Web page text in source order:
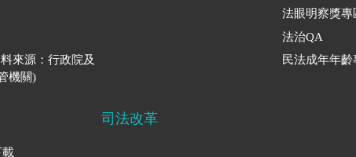
來源：行政院及
機關)
法眼明察獎專
法治QA
民法成年年齡
載
司法改革